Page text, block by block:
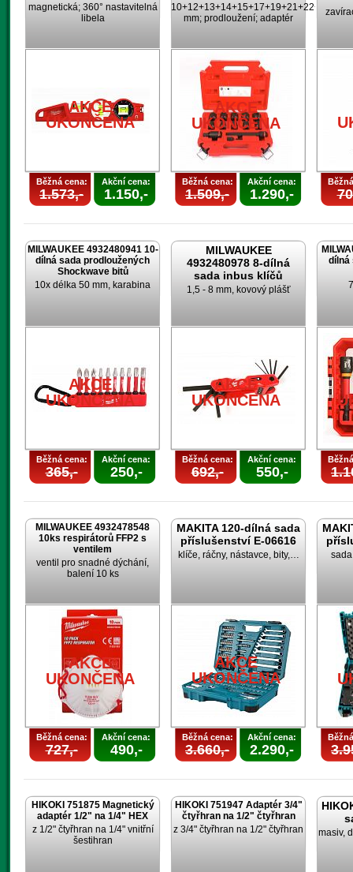
magnetická; 360° nastavitelná
libela
AKCE
UKONČENA
Běžná cena:
1.573,-
Akční cena:
1.150,-
10+12+13+14+15+17+19+21+22+24
mm; prodloužení; adaptér
AKCE
UKONČENA
Běžná cena:
1.509,-
Akční cena:
1.290,-
MILWAUKEE 4932480941 10-
dílná sada prodloužených
Shockwave bitů
10x délka 50 mm, karabina
AKCE
UKONČENA
Běžná cena:
365,-
Akční cena:
250,-
MILWAUKEE
4932480978 8-dílná
sada inbus klíčů
1,5 - 8 mm, kovový plášť
AKCE
UKONČENA
Běžná cena:
692,-
Akční cena:
550,-
dílná
MILWAUKEE 4932478548
10ks respirátorů FFP2 s
ventilem
ventil pro snadné dýchání,
balení 10 ks
AKCE
UKONČENA
Běžná cena:
727,-
Akční cena:
490,-
MAKITA 120-dílná sada
příslušenství E-06616
klíče, ráčny, nástavce, bity,…
AKCE
UKONČENA
Běžná cena:
3.660,-
Akční cena:
2.290,-
HIKOKI 751875 Magnetický
adaptér 1/2" na 1/4" HEX
z 1/2" čtyřhran na 1/4" vnitřní
šestihran
HIKOKI 751947 Adaptér 3/4"
čtyřhran na 1/2" čtyřhran
z 3/4" čtyřhran na 1/2" čtyřhran
masiv,